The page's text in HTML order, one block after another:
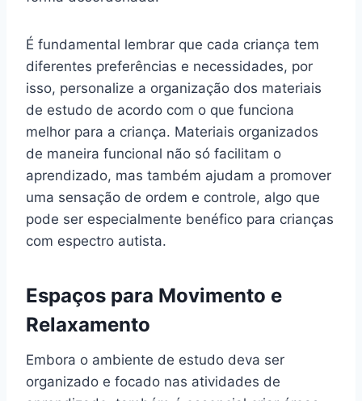
É fundamental lembrar que cada criança tem
diferentes preferências e necessidades, por
isso, personalize a organização dos materiais
de estudo de acordo com o que funciona
melhor para a criança. Materiais organizados
de maneira funcional não só facilitam o
aprendizado, mas também ajudam a promover
uma sensação de ordem e controle, algo que
pode ser especialmente benéfico para crianças
com espectro autista.
Espaços para Movimento e
Relaxamento
Embora o ambiente de estudo deva ser
organizado e focado nas atividades de